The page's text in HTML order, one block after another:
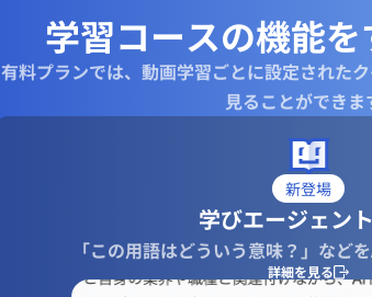
学習コースの機能を
有料プランでは、動画学習ごとに設定された
見ることができま
新登場
学びエージェン
「この用語はどういう意味？」など
詳細を見る